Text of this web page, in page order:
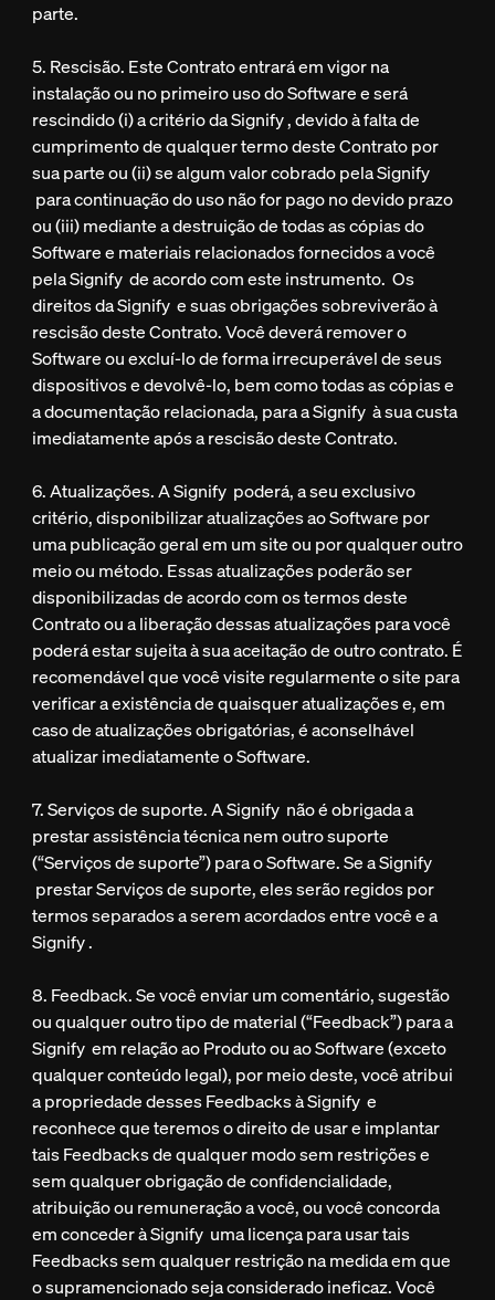
parte.
5. Rescisão. Este Contrato entrará em vigor na
instalação ou no primeiro uso do Software e será
rescindido (i) a critério da Signify , devido à falta de
cumprimento de qualquer termo deste Contrato por
sua parte ou (ii) se algum valor cobrado pela Signify
para continuação do uso não for pago no devido prazo
ou (iii) mediante a destruição de todas as cópias do
Software e materiais relacionados fornecidos a você
pela Signify de acordo com este instrumento. Os
direitos da Signify e suas obrigações sobreviverão à
rescisão deste Contrato. Você deverá remover o
Software ou excluí-lo de forma irrecuperável de seus
dispositivos e devolvê-lo, bem como todas as cópias e
a documentação relacionada, para a Signify à sua custa
imediatamente após a rescisão deste Contrato.
6. Atualizações. A Signify poderá, a seu exclusivo
critério, disponibilizar atualizações ao Software por
uma publicação geral em um site ou por qualquer outro
meio ou método. Essas atualizações poderão ser
disponibilizadas de acordo com os termos deste
Contrato ou a liberação dessas atualizações para você
poderá estar sujeita à sua aceitação de outro contrato. É
recomendável que você visite regularmente o site para
verificar a existência de quaisquer atualizações e, em
caso de atualizações obrigatórias, é aconselhável
atualizar imediatamente o Software.
7. Serviços de suporte. A Signify não é obrigada a
prestar assistência técnica nem outro suporte
(“Serviços de suporte”) para o Software. Se a Signify
prestar Serviços de suporte, eles serão regidos por
termos separados a serem acordados entre você e a
Signify .
8. Feedback. Se você enviar um comentário, sugestão
ou qualquer outro tipo de material (“Feedback”) para a
Signify em relação ao Produto ou ao Software (exceto
qualquer conteúdo legal), por meio deste, você atribui
a propriedade desses Feedbacks à Signify e
reconhece que teremos o direito de usar e implantar
tais Feedbacks de qualquer modo sem restrições e
sem qualquer obrigação de confidencialidade,
atribuição ou remuneração a você, ou você concorda
em conceder à Signify uma licença para usar tais
Feedbacks sem qualquer restrição na medida em que
o supramencionado seja considerado ineficaz. Você